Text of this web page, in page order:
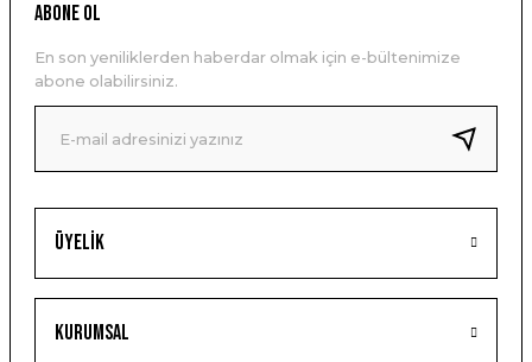
Üyelik
Kurumsal
ABONE OL
En son yeniliklerden haberdar olmak için e-bültenimize
abone olabilirsiniz.